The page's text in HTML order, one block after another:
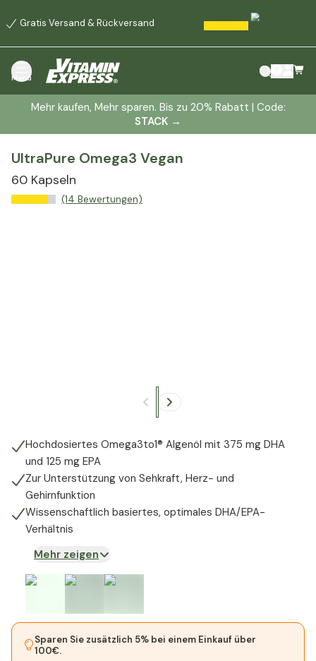
Gratis Versand & Rückversand
Menü
Mehr kaufen, Mehr sparen. Bis zu 20% Rabatt | Code:
STACK →
UltraPure Omega3 Vegan
60 Kapseln
(14 Bewertungen)
Hochdosiertes Omega3to1® Algenöl mit 375 mg DHA
und 125 mg EPA
Zur Unterstützung von Sehkraft, Herz- und
Gehirnfunktion
Wissenschaftlich basiertes, optimales DHA/EPA-
Verhältnis
Mehr zeigen
Sparen Sie zusätzlich 5% bei einem Einkauf über
100€.